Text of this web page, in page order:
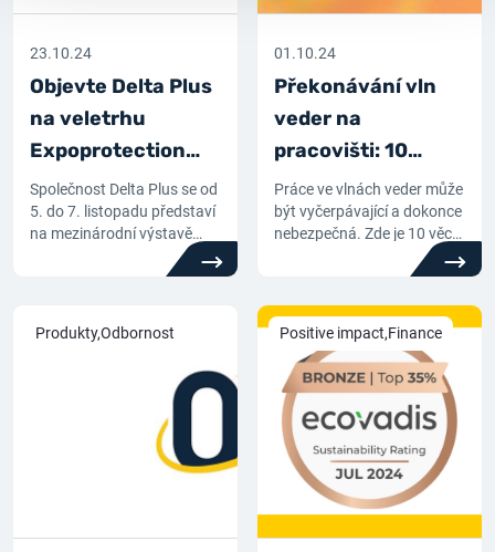
23.10.24
Objevte Delta Plus
na veletrhu
Expoprotection
2024
Společnost Delta Plus se od
5. do 7. listopadu představí
na mezinárodní výstavě
přijďte se seznámit s našimi
01.10.24
Překonávání vln
veder na
pracovišti: 10
osvědčených
postupů
Práce ve vlnách veder může
být vyčerpávající a dokonce
nebezpečná. Zde je 10 věcí,
které můžete udělat, abyste
pracovníků.
Produkty,Odbornost Positive impact,Finance